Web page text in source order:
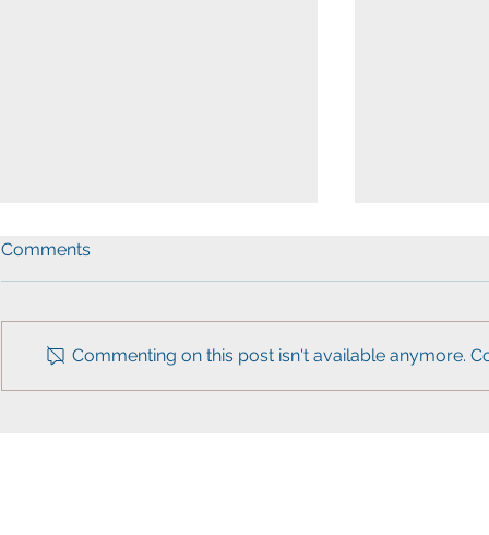
Comments
Commenting on this post isn't available anymore.